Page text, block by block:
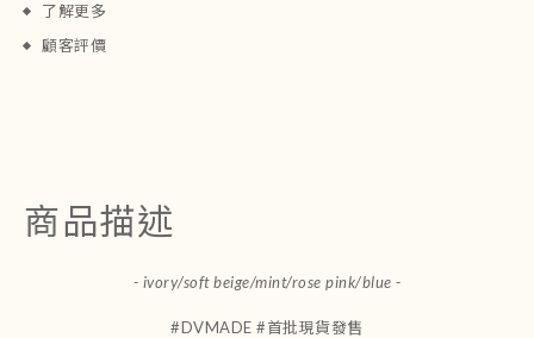
了解更多
顧客評價
商品描述
- ivory/soft beige/mint/rose pink/blue -
#DVMADE #首批現貨發售